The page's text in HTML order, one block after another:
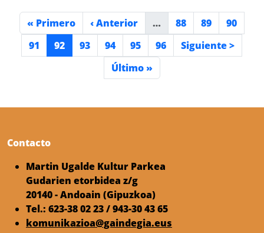
Paginación
Primera página
« Primero Página anterior
‹ Anterior … Página
88 Página
89 Página
90
Página
91 Página actual
92 Página
93 Página
94 Página
95 Página
96 Siguiente página
Siguiente >
Última página
Último »
Contacto
Martin Ugalde Kultur Parkea
Gudarien etorbidea z/g
20140 - Andoain (Gipuzkoa)
Tel.: 623-38 02 23 / 943-30 43 65
komunikazioa@gaindegia.eus